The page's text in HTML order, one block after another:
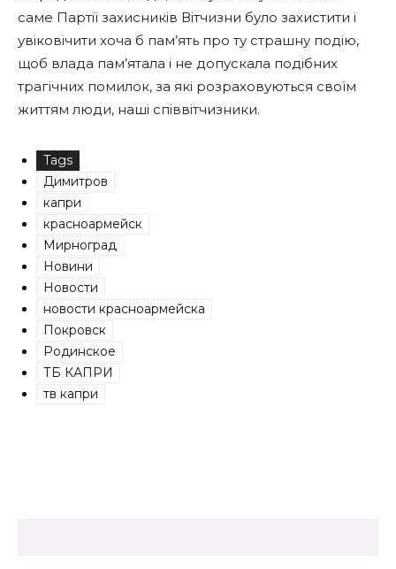
саме Партії захисників Вітчизни було захистити і
увіковічити хоча б пам’ять про ту страшну подію,
щоб влада пам’ятала і не допускала подібних
трагічних помилок, за які розраховуються своїм
життям люди, наші співвітчизники.
Tags
Димитров
капри
красноармейск
Мирноград
Новини
Новости
новости красноармейска
Покровск
Родинское
ТБ КАПРИ
тв капри